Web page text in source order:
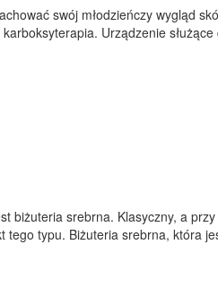
swój młodzieńczy wygląd
Urządzenie
biżuteria srebrna. Klasyczny, a
typu. Biżuteria srebrna, która